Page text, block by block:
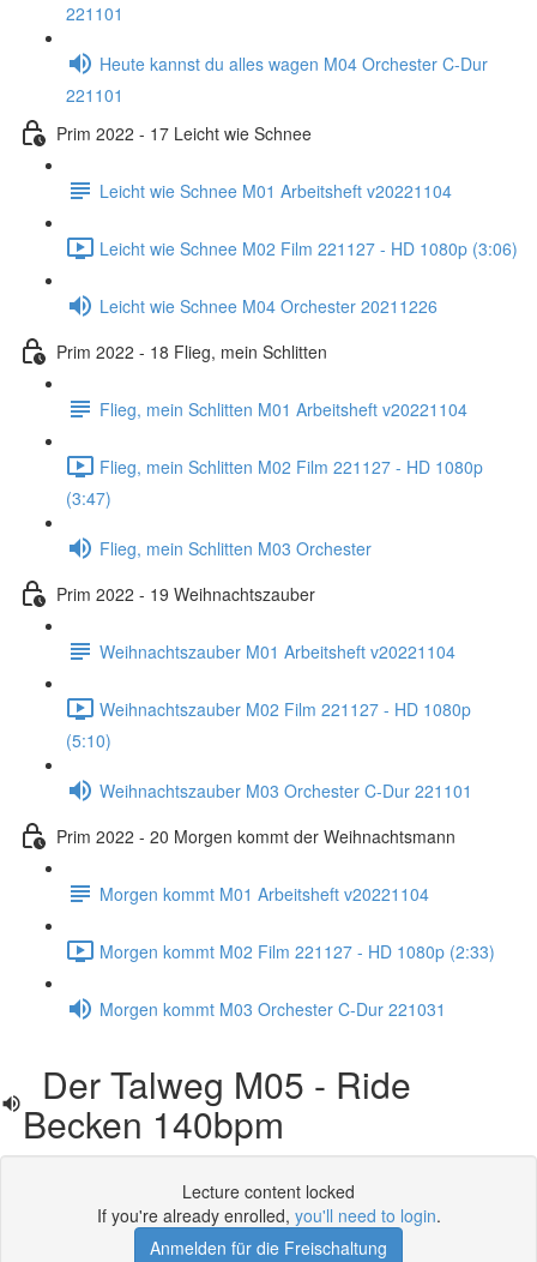
221101
Heute kannst du alles wagen M04 Orchester C-Dur
221101
Prim 2022 - 17 Leicht wie Schnee
Leicht wie Schnee M01 Arbeitsheft v20221104
Leicht wie Schnee M02 Film 221127 - HD 1080p (3:06)
Leicht wie Schnee M04 Orchester 20211226
Prim 2022 - 18 Flieg, mein Schlitten
Flieg, mein Schlitten M01 Arbeitsheft v20221104
Flieg, mein Schlitten M02 Film 221127 - HD 1080p
(3:47)
Flieg, mein Schlitten M03 Orchester
Prim 2022 - 19 Weihnachtszauber
Weihnachtszauber M01 Arbeitsheft v20221104
Weihnachtszauber M02 Film 221127 - HD 1080p
(5:10)
Weihnachtszauber M03 Orchester C-Dur 221101
Prim 2022 - 20 Morgen kommt der Weihnachtsmann
Morgen kommt M01 Arbeitsheft v20221104
Morgen kommt M02 Film 221127 - HD 1080p (2:33)
Morgen kommt M03 Orchester C-Dur 221031
Der Talweg M05 - Ride
Becken 140bpm
Lecture content locked
If you're already enrolled, you'll need to login.
Anmelden für die Freischaltung